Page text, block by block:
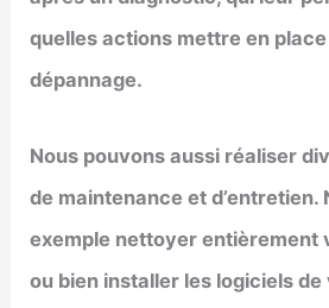
quelles actions mettre en
dépannage.
Nous pouvons aussi réaliser
de maintenance et d’entretien.
exemple nettoyer entièrement
ou bien installer les logiciels